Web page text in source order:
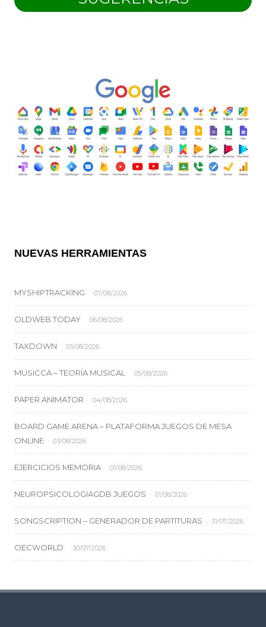
NUEVAS HERRAMIENTAS
MYSHIPTRACKING 07/08/2026
OLDWEB.TODAY 06/08/2026
TAXDOWN 05/08/2026
MUSICCA – TEORÍA MUSICAL 05/08/2026
PAPER ANIMATOR 04/08/2026
BOARD GAME ARENA – PLATAFORMA JUEGOS DE MESA
ONLINE
03/08/2026
EJERCICIOS MEMORIA 01/08/2026
NEUROPSICOLOGIAGDB JUEGOS 01/08/2026
SONGSCRIPTION – GENERADOR DE PARTITURAS 31/07/2026
OECWORLD 30/07/2026